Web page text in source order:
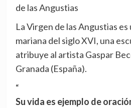
de las Angustias
La Virgen de las Angustias
mariana del siglo XVI, una
atribuye al artista Gaspar
Granada (España).
“
Su vida es ejemplo de